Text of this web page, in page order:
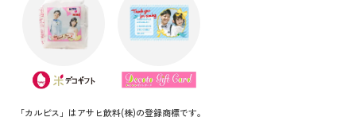
「カルピス」はアサヒ飲料(株)の登録商標です。